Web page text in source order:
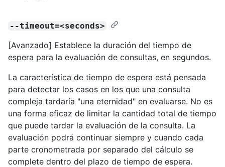
--timeout=<seconds>
[Avanzado] Establece la duración del tiempo de
espera para la evaluación de consultas, en segundos.
La característica de tiempo de espera está pensada
para detectar los casos en los que una consulta
compleja tardaría "una eternidad" en evaluarse. No es
una forma eficaz de limitar la cantidad total de tiempo
que puede tardar la evaluación de la consulta. La
evaluación podrá continuar siempre y cuando cada
parte cronometrada por separado del cálculo se
complete dentro del plazo de tiempo de espera.